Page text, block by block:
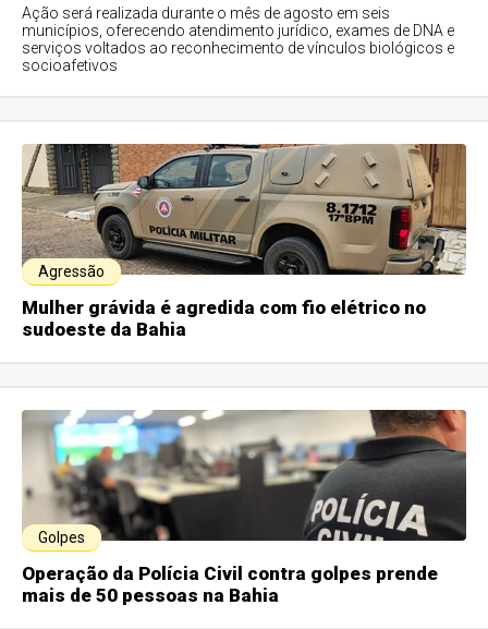
Ação será realizada durante o mês de agosto em seis
municípios, oferecendo atendimento jurídico, exames de DNA e
serviços voltados ao reconhecimento de vínculos biológicos e
socioafetivos
Agressão
Mulher grávida é agredida com fio elétrico no
sudoeste da Bahia
Golpes
Operação da Polícia Civil contra golpes prende
mais de 50 pessoas na Bahia